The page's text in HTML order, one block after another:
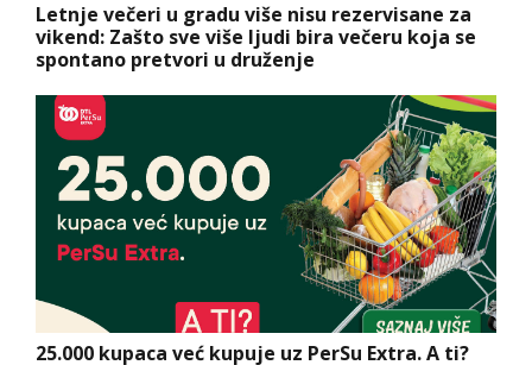
Letnje večeri u gradu više nisu rezervisane za
vikend: Zašto sve više ljudi bira večeru koja se
spontano pretvori u druženje
25.000 kupaca već kupuje uz PerSu Extra. A ti?